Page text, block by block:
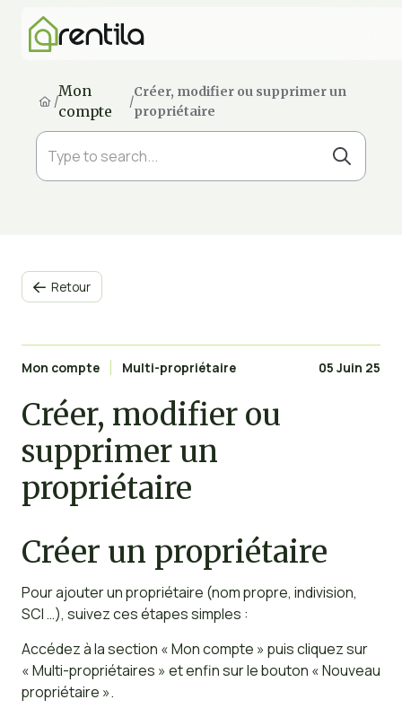
/
Mon
compte
/
Créer, modifier ou supprimer un
propriétaire
 Retour
Mon compte Multi-propriétaire 05 Juin 25
Créer, modifier ou
supprimer un
propriétaire
Créer un propriétaire
Pour ajouter un propriétaire (nom propre, indivision,
SCI …), suivez ces étapes simples :
Accédez à la section « Mon compte » puis cliquez sur
« Multi-propriétaires » et enfin sur le bouton « Nouveau
propriétaire ».